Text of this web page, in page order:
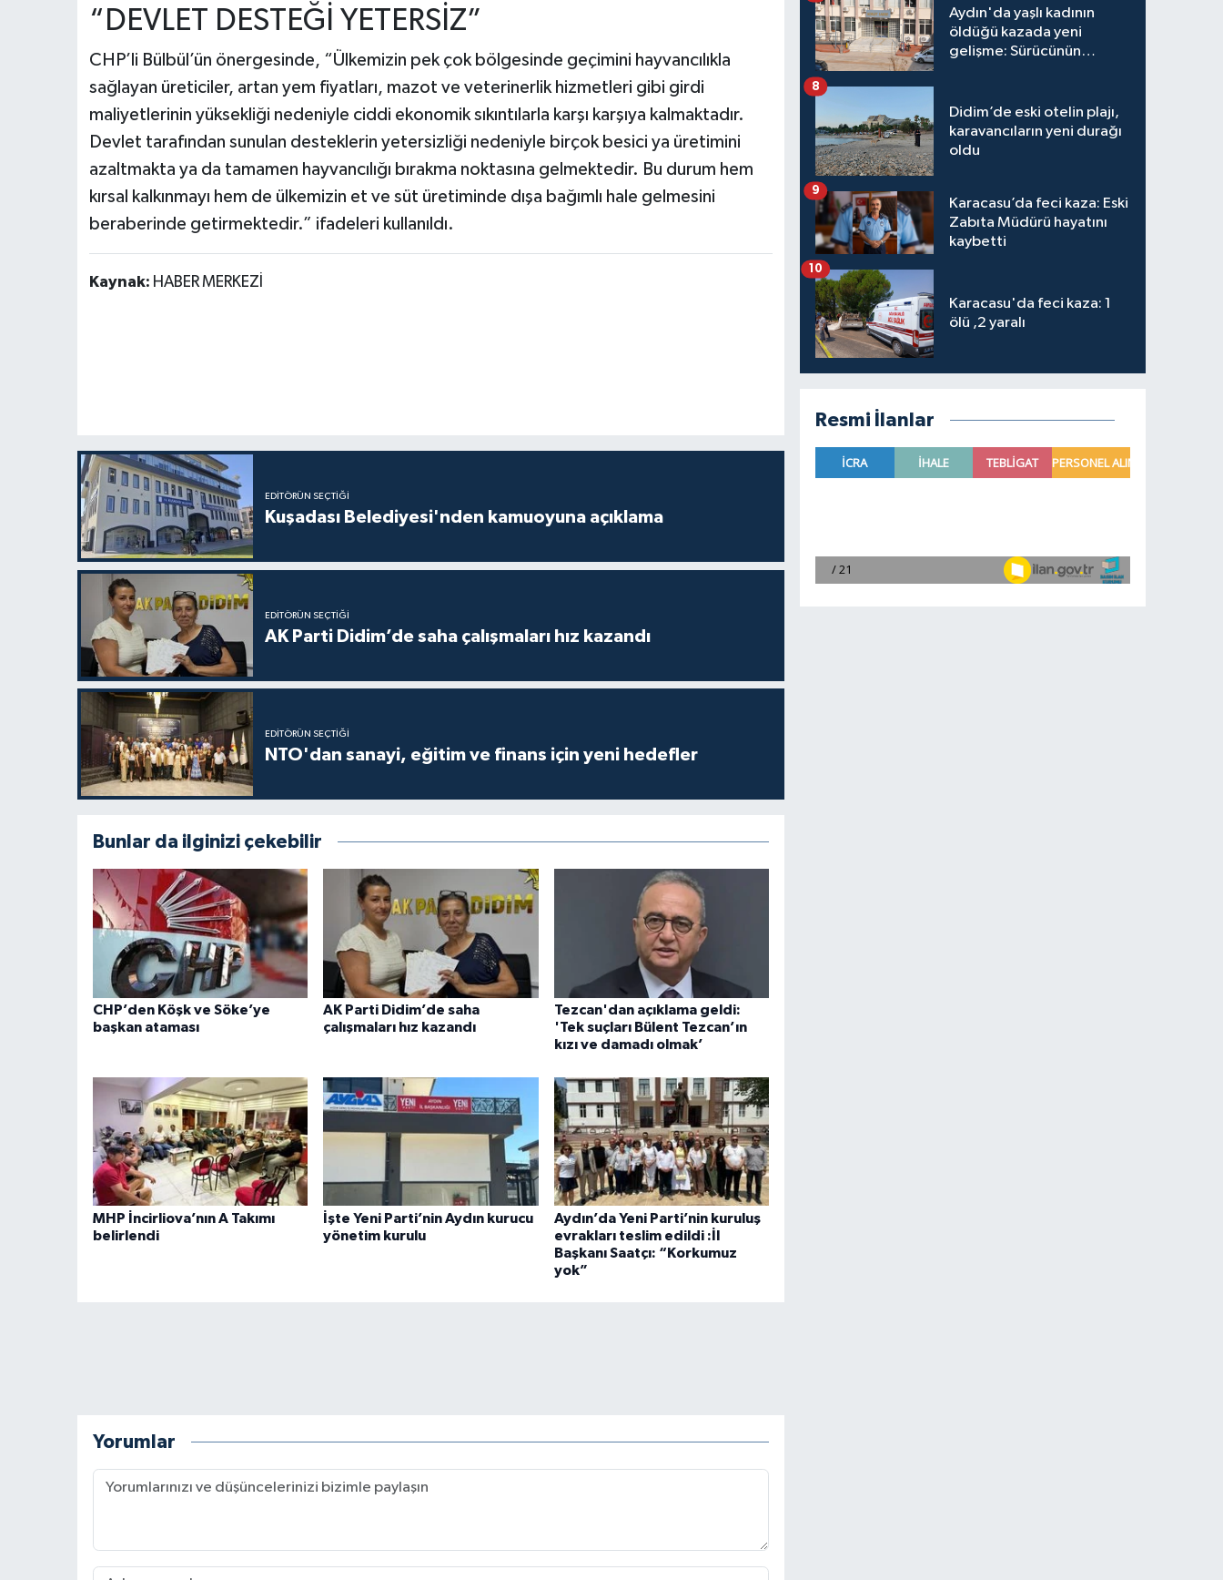
“DEVLET DESTEĞİ YETERSİZ”
CHP’li Bülbül’ün önergesinde, “Ülkemizin pek çok bölgesinde geçimini hayvancılıkla
sağlayan üreticiler, artan yem fiyatları, mazot ve veterinerlik hizmetleri gibi girdi
maliyetlerinin yüksekliği nedeniyle ciddi ekonomik sıkıntılarla karşı karşıya kalmaktadır.
Devlet tarafından sunulan desteklerin yetersizliği nedeniyle birçok besici ya üretimini
azaltmakta ya da tamamen hayvancılığı bırakma noktasına gelmektedir. Bu durum hem
kırsal kalkınmayı hem de ülkemizin et ve süt üretiminde dışa bağımlı hale gelmesini
beraberinde getirmektedir.” ifadeleri kullanıldı.
Kaynak: HABER MERKEZİ
EDITÖRÜN SEÇTIĞI
Kuşadası Belediyesi'nden kamuoyuna açıklama
EDITÖRÜN SEÇTIĞI
AK Parti Didim’de saha çalışmaları hız kazandı
EDITÖRÜN SEÇTIĞI
NTO'dan sanayi, eğitim ve finans için yeni hedefler
Bunlar da ilginizi çekebilir
CHP’den Köşk ve Söke’ye
başkan ataması
AK Parti Didim’de saha
çalışmaları hız kazandı
Tezcan'dan açıklama geldi:
'Tek suçları Bülent Tezcan’ın
kızı ve damadı olmak’
MHP İncirliova’nın A Takımı
belirlendi
İşte Yeni Parti’nin Aydın kurucu
yönetim kurulu
Aydın’da Yeni Parti’nin kuruluş
evrakları teslim edildi :İl
Başkanı Saatçı: “Korkumuz
yok”
Yorumlar
Aydın'da yaşlı kadının
öldüğü kazada yeni
gelişme: Sürücünün
Didim’de eski otelin plajı,
karavancıların yeni durağı
oldu
8
Karacasu’da feci kaza: Eski
Zabıta Müdürü hayatını
kaybetti
9
Karacasu'da feci kaza: 1
ölü ,2 yaralı
10
Resmi İlanlar